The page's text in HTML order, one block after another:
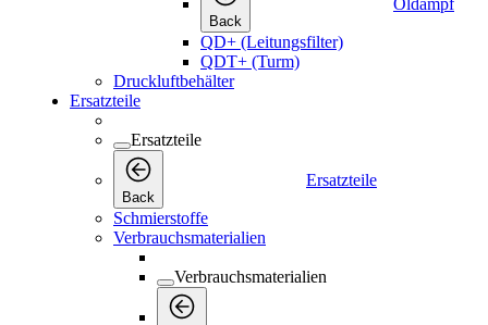
Back
Öldampf
QD+ (Leitungsfilter)
QDT+ (Turm)
Druckluftbehälter
Ersatzteile
Ersatzteile
Back
Ersatzteile
Schmierstoffe
Verbrauchsmaterialien
Verbrauchsmaterialien